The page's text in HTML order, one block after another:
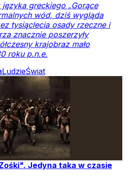
greckiego „Gorące
wód, dziś wygląda
tysiąclecia osady rzeczne i
znacznie poszerzyły
krajobraz mało
roku p.n.e.
LudzieŚwiat
Jedyna taka w czasie